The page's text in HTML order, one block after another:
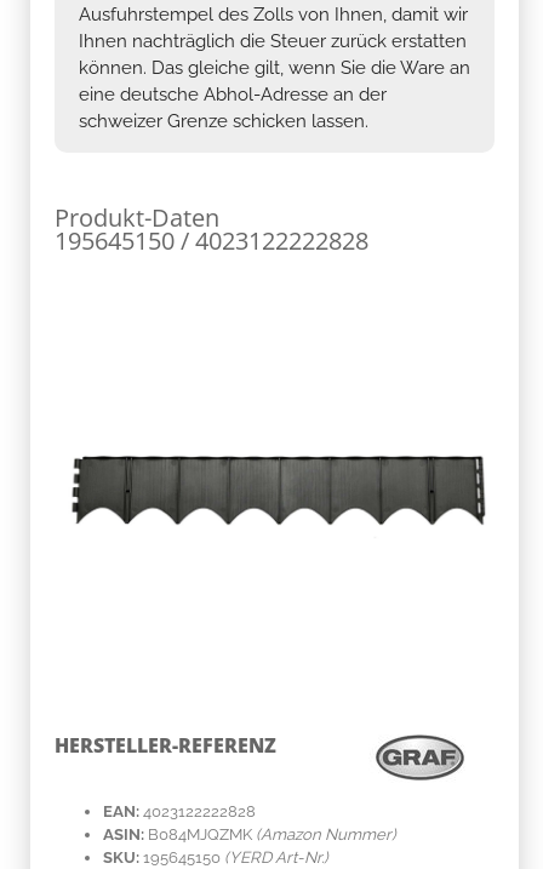
Ausfuhrstempel des Zolls von Ihnen, damit wir
Ihnen nachträglich die Steuer zurück erstatten
können. Das gleiche gilt, wenn Sie die Ware an
eine deutsche Abhol-Adresse an der
schweizer Grenze schicken lassen.
Produkt-Daten
195645150 / 4023122222828
HERSTELLER-REFERENZ
EAN: 4023122222828
ASIN: B084MJQZMK (Amazon Nummer)
SKU: 195645150 (YERD Art-Nr.)